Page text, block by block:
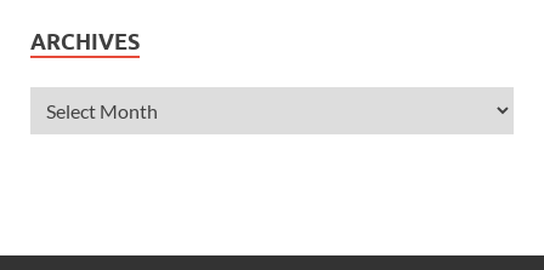
ARCHIVES